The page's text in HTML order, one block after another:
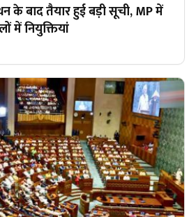
के बाद तैयार हुई बड़ी सूची, MP में
में नियुक्तियां